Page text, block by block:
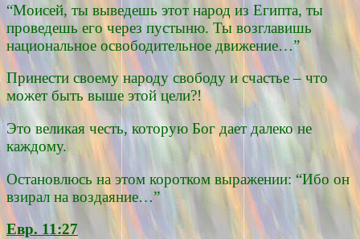
“Моисей, ты выведешь этот народ из Египта, ты
проведешь его через пустыню. Ты возглавишь
национальное освободительное движение…”
Принести своему народу свободу и счастье – что
может быть выше этой цели?!
Это великая честь, которую Бог дает далеко не
каждому.
Остановлюсь на этом коротком выражении: “Ибо он
взирал на воздаяние…”
Евр. 11:27